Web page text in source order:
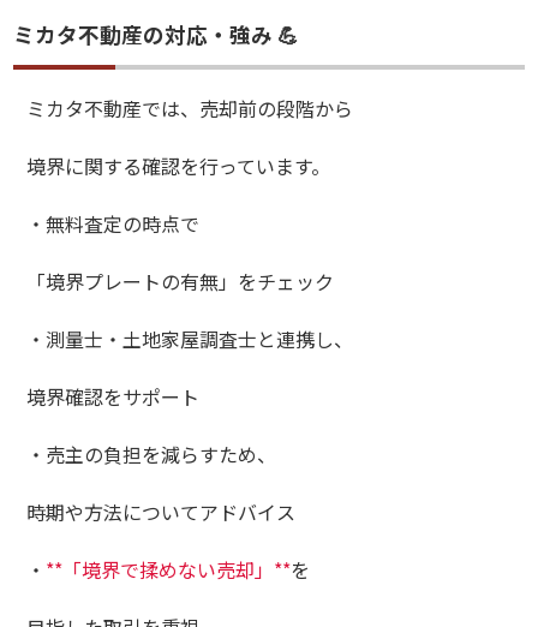
ミカタ不動産の対応・強み 💪
ミカタ不動産では、売却前の段階から
境界に関する確認を行っています。
・無料査定の時点で
「境界プレートの有無」をチェック
・測量士・土地家屋調査士と連携し、
境界確認をサポート
・売主の負担を減らすため、
時期や方法についてアドバイス
・ **「境界で揉めない売却」**を